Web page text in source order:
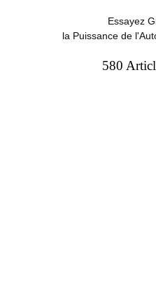
Essayez
la Puissance de
580